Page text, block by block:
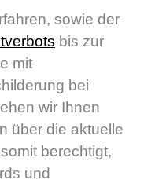
sowie der
bis zur
mit
bei
wir Ihnen
über die aktuelle
berechtigt,
und